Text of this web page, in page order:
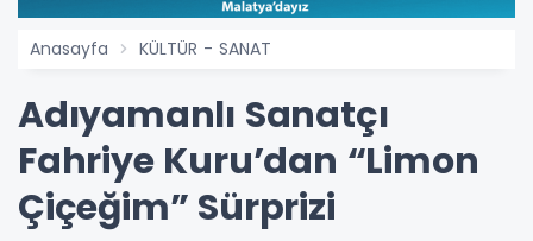
Anasayfa KÜLTÜR - SANAT
Adıyamanlı Sanatçı
Fahriye Kuru’dan “Limon
Çiçeğim” Sürprizi